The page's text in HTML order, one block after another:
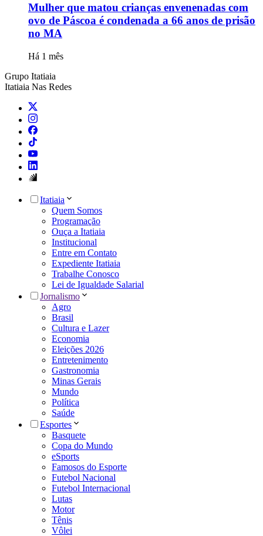
Mulher que matou crianças envenenadas com
ovo de Páscoa é condenada a 66 anos de prisão
no MA
Há 1 mês
Grupo Itatiaia
Itatiaia Nas Redes
Itatiaia
Quem Somos
Programação
Ouça a Itatiaia
Institucional
Entre em Contato
Expediente Itatiaia
Trabalhe Conosco
Lei de Igualdade Salarial
Jornalismo
Agro
Brasil
Cultura e Lazer
Economia
Eleições 2026
Entretenimento
Gastronomia
Minas Gerais
Mundo
Política
Saúde
Esportes
Basquete
Copa do Mundo
eSports
Famosos do Esporte
Futebol Nacional
Futebol Internacional
Lutas
Motor
Tênis
Vôlei